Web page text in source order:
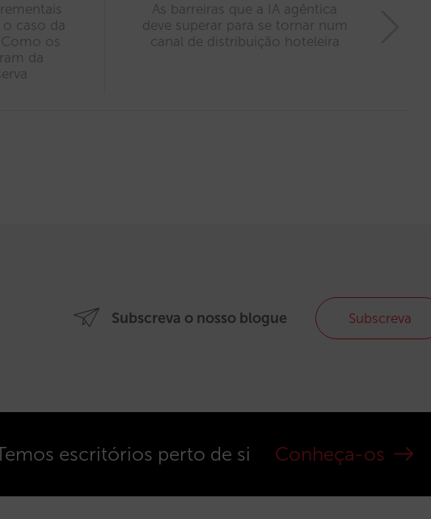
caso da
Como os
da
As barreiras que a IA agêntica
deve superar para se tornar num
canal de distribuição hoteleira
Subscreva o nosso blogue Subscreva
escritórios perto de si Conheça-os